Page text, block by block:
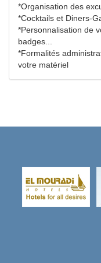
*Organisation des
*Cocktails et Diners-
*Personnalisation de
badges...
*Formalités
votre matériel